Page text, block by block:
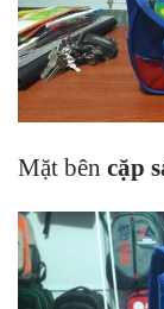
Mặt bên cặp